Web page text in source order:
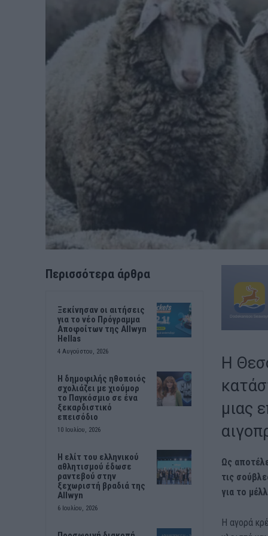
Περισσότερα άρθρα
Ξεκίνησαν οι αιτήσεις
για το νέο Πρόγραμμα
Αποφοίτων της Allwyn
Hellas
4 Αυγούστου, 2026
Η δημοφιλής ηθοποιός
σχολιάζει με χιούμορ
το Παγκόσμιο σε ένα
ξεκαρδιστικό
επεισόδιο
10 Ιουλίου, 2026
Η ελίτ του ελληνικού
αθλητισμού έδωσε
ραντεβού στην
ξεχωριστή βραδιά της
Allwyn
6 Ιουλίου, 2026
Η
μιας
Ως
τις
για το
Η αγορά